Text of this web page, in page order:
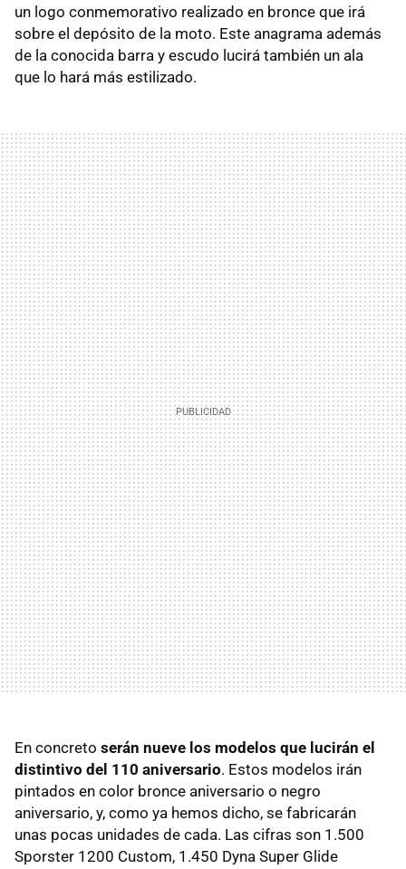
un logo conmemorativo realizado en bronce que irá
sobre el depósito de la moto. Este anagrama además
de la conocida barra y escudo lucirá también un ala
que lo hará más estilizado.
En concreto serán nueve los modelos que lucirán el
distintivo del 110 aniversario. Estos modelos irán
pintados en color bronce aniversario o negro
aniversario, y, como ya hemos dicho, se fabricarán
unas pocas unidades de cada. Las cifras son 1.500
Sporster 1200 Custom, 1.450 Dyna Super Glide